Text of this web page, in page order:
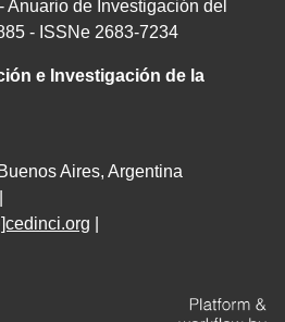
Anuario de Investigación del
- ISSNe 2683-7234
e Investigación de la
Aires, Argentina